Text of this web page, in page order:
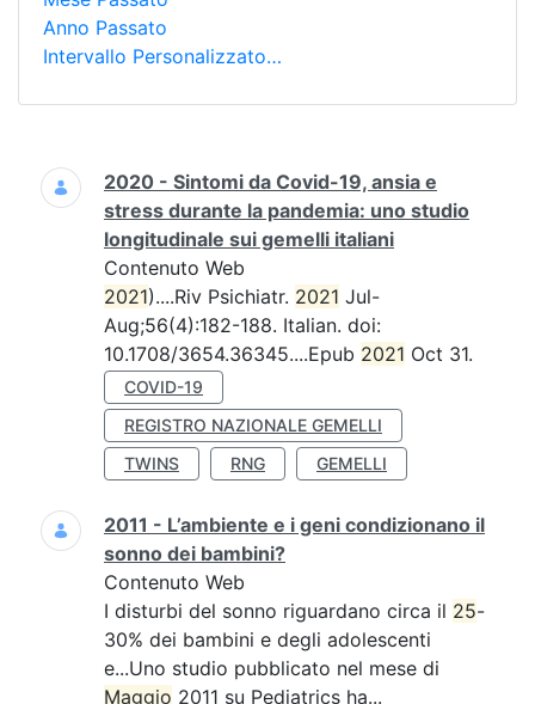
Anno Passato
Intervallo Personalizzato…
Ricerca
2020 - Sintomi da Covid-19, ansia e
stress durante la pandemia: uno studio
longitudinale sui gemelli italiani
Contenuto Web
2021)....Riv Psichiatr. 2021 Jul-
Aug;56(4):182-188. Italian. doi:
10.1708/3654.36345....Epub 2021 Oct 31.
COVID-19
REGISTRO NAZIONALE GEMELLI
TWINS
RNG GEMELLI
2011 - L’ambiente e i geni condizionano il
sonno dei bambini?
Contenuto Web
I disturbi del sonno riguardano circa il 25-
30% dei bambini e degli adolescenti
e...Uno studio pubblicato nel mese di
Maggio 2011 su Pediatrics ha...